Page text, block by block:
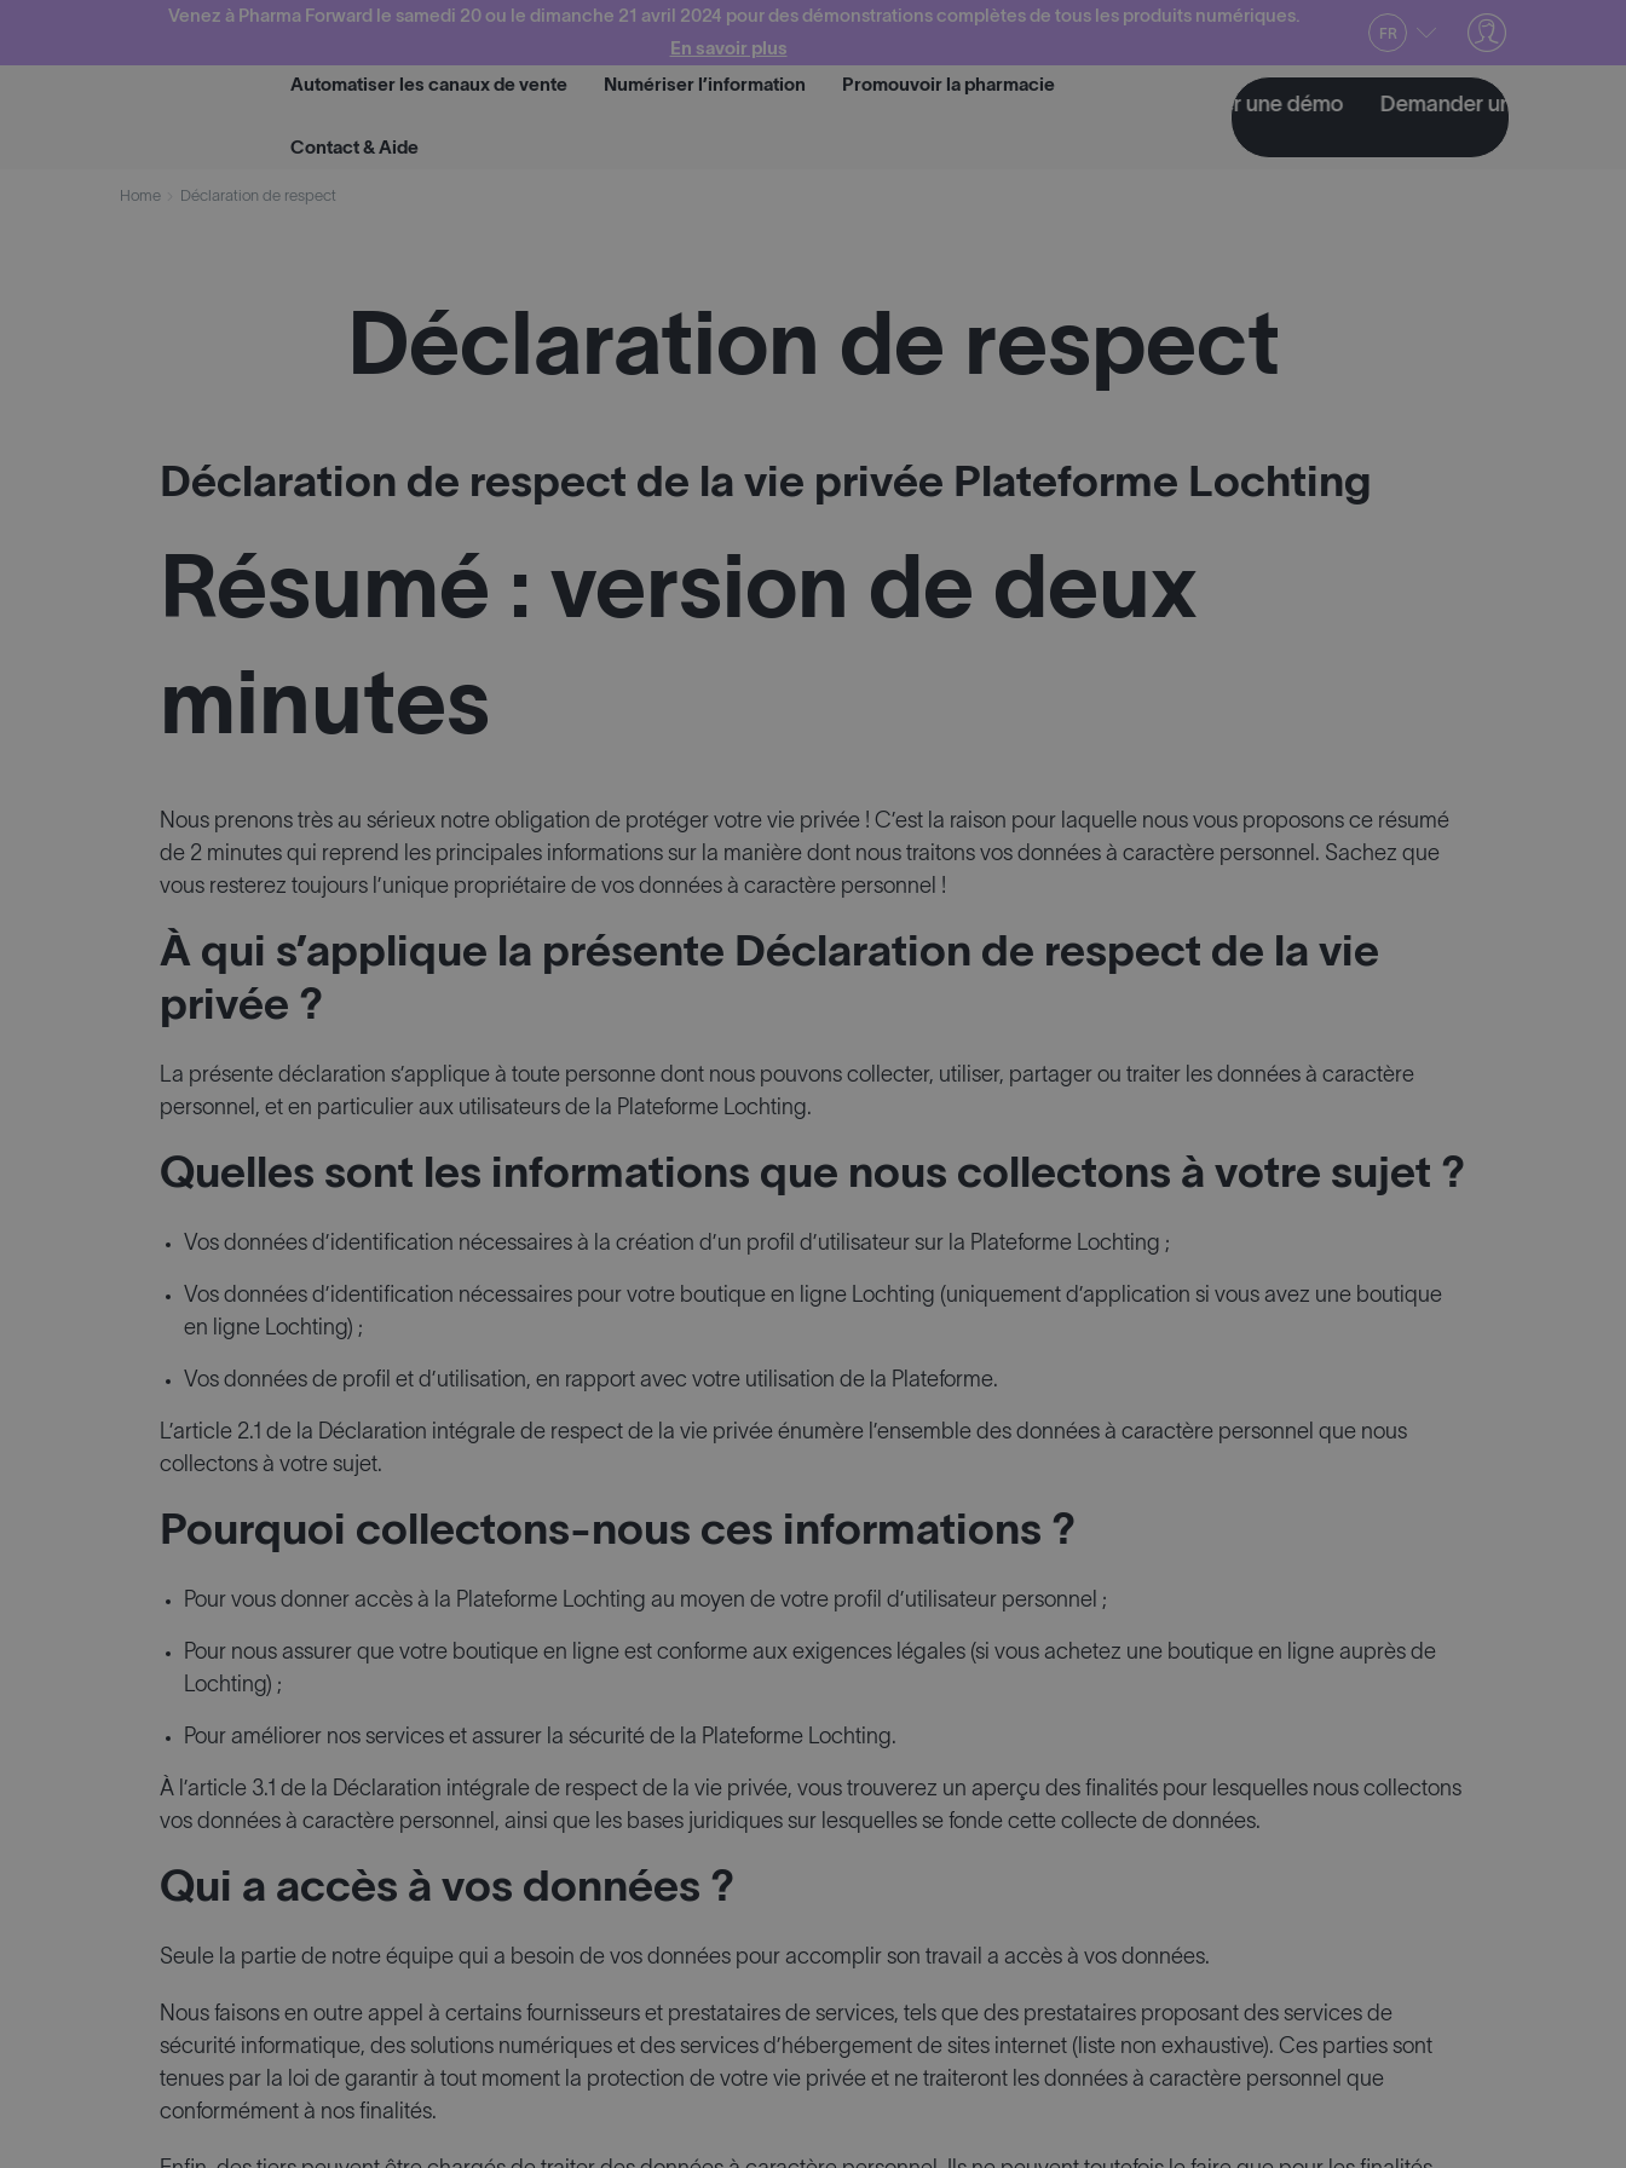
Venez à Pharma Forward le samedi 20 ou le dimanche 21 avril 2024 pour des démonstrations complètes de tous les produits numériques.
En savoir plus
FR
Automatiser les canaux de vente Numériser l’information Promouvoir la pharmacie
Contact & Aide
Demander une démo Demander une démo
Home Déclaration de respect
Déclaration de respect
Déclaration de respect de la vie privée Plateforme Lochting
Résumé : version de deux
minutes
Nous prenons très au sérieux notre obligation de protéger votre vie privée ! C’est la raison pour laquelle nous vous proposons ce résumé
de 2 minutes qui reprend les principales informations sur la manière dont nous traitons vos données à caractère personnel. Sachez que
vous resterez toujours l’unique propriétaire de vos données à caractère personnel !
À qui s’applique la présente Déclaration de respect de la vie
privée ?
La présente déclaration s’applique à toute personne dont nous pouvons collecter, utiliser, partager ou traiter les données à caractère
personnel, et en particulier aux utilisateurs de la Plateforme Lochting.
Quelles sont les informations que nous collectons à votre sujet ?
Vos données d’identification nécessaires à la création d’un profil d’utilisateur sur la Plateforme Lochting ;
Vos données d’identification nécessaires pour votre boutique en ligne Lochting (uniquement d’application si vous avez une boutique
en ligne Lochting) ;
Vos données de profil et d’utilisation, en rapport avec votre utilisation de la Plateforme.
L’article 2.1 de la Déclaration intégrale de respect de la vie privée énumère l’ensemble des données à caractère personnel que nous
collectons à votre sujet.
Pourquoi collectons-nous ces informations ?
Pour vous donner accès à la Plateforme Lochting au moyen de votre profil d’utilisateur personnel ;
Pour nous assurer que votre boutique en ligne est conforme aux exigences légales (si vous achetez une boutique en ligne auprès de
Lochting) ;
Pour améliorer nos services et assurer la sécurité de la Plateforme Lochting.
À l’article 3.1 de la Déclaration intégrale de respect de la vie privée, vous trouverez un aperçu des finalités pour lesquelles nous collectons
vos données à caractère personnel, ainsi que les bases juridiques sur lesquelles se fonde cette collecte de données.
Qui a accès à vos données ?
Seule la partie de notre équipe qui a besoin de vos données pour accomplir son travail a accès à vos données.
Nous faisons en outre appel à certains fournisseurs et prestataires de services, tels que des prestataires proposant des services de
sécurité informatique, des solutions numériques et des services d’hébergement de sites internet (liste non exhaustive). Ces parties sont
tenues par la loi de garantir à tout moment la protection de votre vie privée et ne traiteront les données à caractère personnel que
conformément à nos finalités.